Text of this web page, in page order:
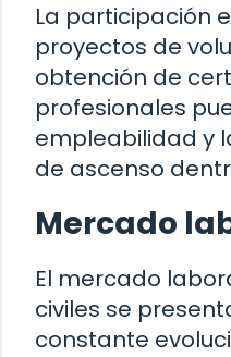
La participación
proyectos de
obtención de
profesionales
empleabilidad y
de ascenso
Mercado
El mercado
civiles se
constante